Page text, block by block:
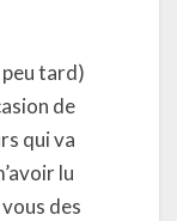
peu tard)
de
qui va
lu
des